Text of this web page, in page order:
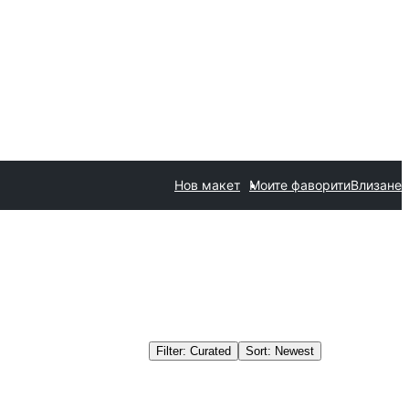
Нов макет Моите фаворитиВлизане
Filter: Curated Sort: Newest